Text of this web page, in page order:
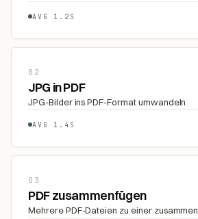
AVG 1.2S
02
JPG in PDF
JPG-Bilder ins PDF-Format umwandeln
AVG 1.4S
03
PDF zusammenfügen
Mehrere PDF-Dateien zu einer